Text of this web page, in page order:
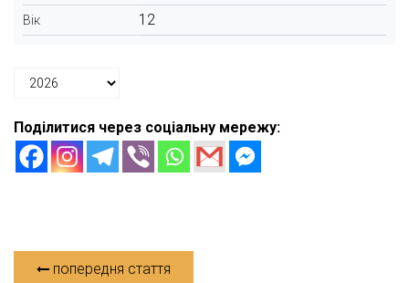
Вік 12
Поділитися через соціальну мережу:
попередня стаття